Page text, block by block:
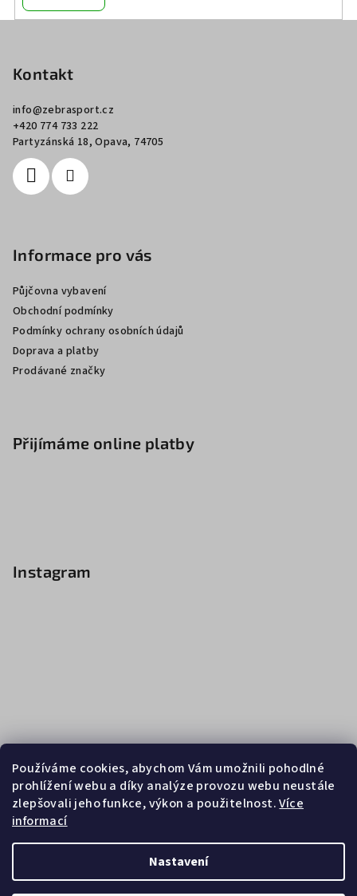
Používáme cookies, abychom Vám umožnili pohodlné
prohlížení webu a díky analýze provozu webu neustále
zlepšovali jeho funkce, výkon a použitelnost.Více
informací
Nastavení
Kontakt
info@zebrasport.cz
+420 774 733 222
Partyzánská 18, Opava, 74705
Informace pro vás
Půjčovna vybavení
Obchodní podmínky
Podmínky ochrany osobních údajů
Doprava a platby
Prodávané značky
Přijímáme online platby
Instagram
Sledovat na Instagramu